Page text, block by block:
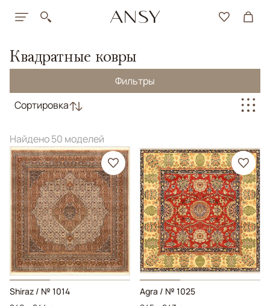
Квадратные ковры
Фильтры
Сортировка
Найдено 50 моделей
Shiraz / № 1014
Agra / № 1025